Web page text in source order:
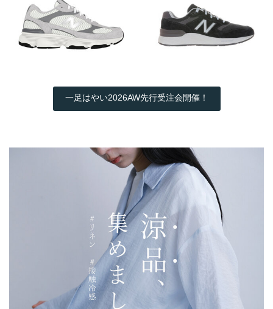
一足はやい2026AW先行受注会開催！